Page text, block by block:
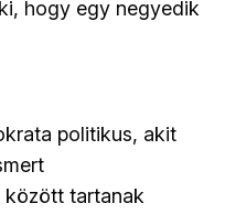
hogy egy negyedik
politikus, akit
között tartanak